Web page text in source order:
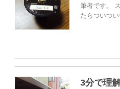
筆者です。
たらついつ
3分で理